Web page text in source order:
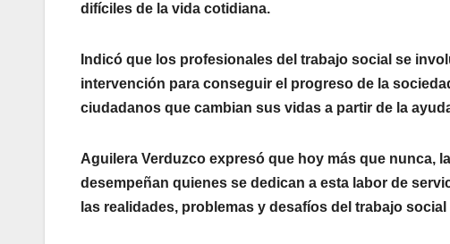
difíciles de la vida cotidiana.
Indicó que los profesionales del trabajo social se
intervención para conseguir el progreso de la
ciudadanos que cambian sus vidas a partir de la
Aguilera Verduzco expresó que hoy más que nunca,
desempeñan quienes se dedican a esta labor de
las realidades, problemas y desafíos del trabajo